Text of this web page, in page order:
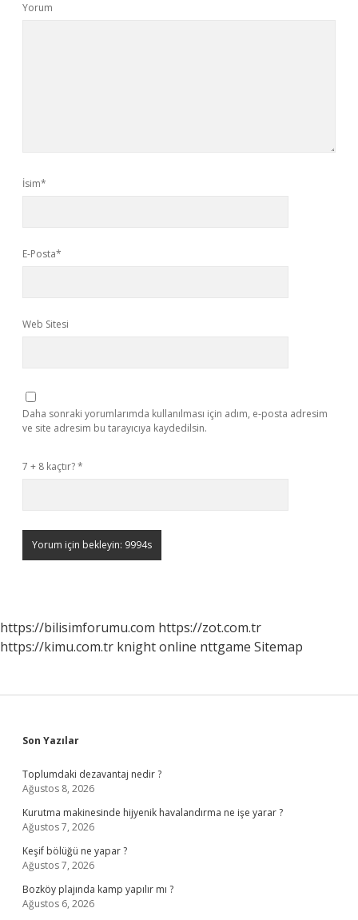
Yorum
İsim*
E-Posta*
Web Sitesi
Daha sonraki yorumlarımda kullanılması için adım, e-posta adresim
ve site adresim bu tarayıcıya kaydedilsin.
7 + 8 kaçtır?*
https://bilisimforumu.com https://zot.com.tr
https://kimu.com.tr knight online nttgame Sitemap
Sidebar
Son Yazılar
Toplumdaki dezavantaj nedir ?
Ağustos 8, 2026
Kurutma makinesinde hijyenik havalandırma ne işe yarar ?
Ağustos 7, 2026
Keşif bölüğü ne yapar ?
Ağustos 7, 2026
Bozköy plajında kamp yapılır mı ?
Ağustos 6, 2026